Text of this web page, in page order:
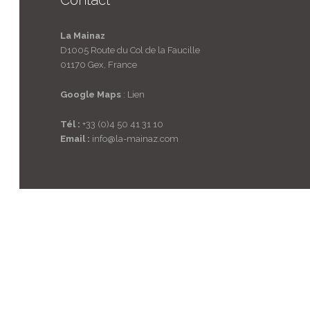
La Mainaz
D1005 Route du Col de la Faucille
01170 Gex, France
Google Maps : Lien
Tél : +33 (0)4 50 41 31 10
Email : info@la-mainaz.com